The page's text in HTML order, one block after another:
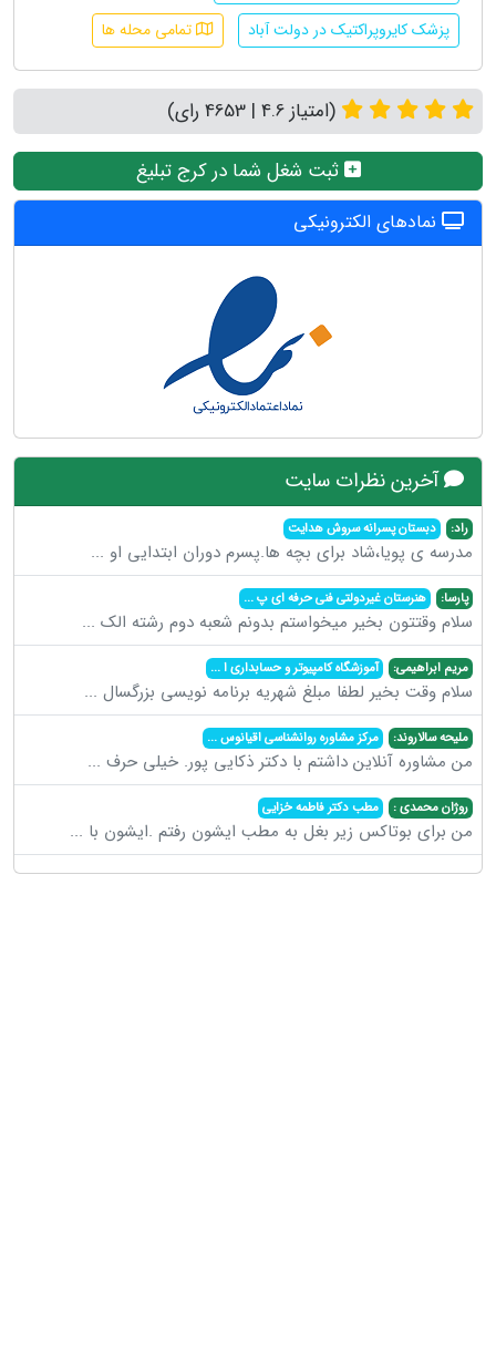
پزشک کایروپراکتیک در دولت آباد
تمامی محله ها
(امتیاز 4.6 | 4653 رای)
ثبت شغل شما در کرج تبلیغ
نمادهای الکترونیکی
آخرین نظرات سایت
راد: دبستان پسرانه سروش هدایت
مدرسه ی پویا،شاد برای بچه ها.پسرم دوران ابتدایی او ...
پارسا: هنرستان غیردولتی فنی حرفه ای پ...
سلام وقتتون بخیر میخواستم بدونم شعبه دوم رشته الک ...
مریم ابراهیمی: آموزشگاه کامپیوتر و حسابداری ا...
سلام وقت بخیر لطفا مبلغ شهریه برنامه نویسی بزرگسال ...
ملیحه سالاروند: مرکز مشاوره روانشناسی اقیانوس...
من مشاوره آنلاین داشتم با دکتر ذکایی پور. خیلی حرف ...
روژان محمدی : مطب دکتر فاطمه خزایی
من برای بوتاکس زیر بغل به مطب ایشون رفتم .ایشون با ...